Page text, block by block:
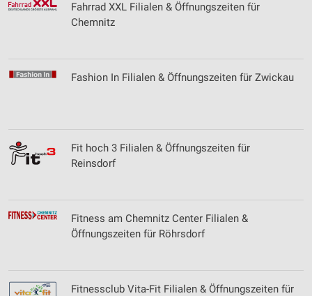
Fahrrad XXL Filialen & Öffnungszeiten für
Chemnitz
Fashion In Filialen & Öffnungszeiten für Zwickau
Fit hoch 3 Filialen & Öffnungszeiten für
Reinsdorf
Fitness am Chemnitz Center Filialen &
Öffnungszeiten für Röhrsdorf
Fitnessclub Vita-Fit Filialen & Öffnungszeiten für